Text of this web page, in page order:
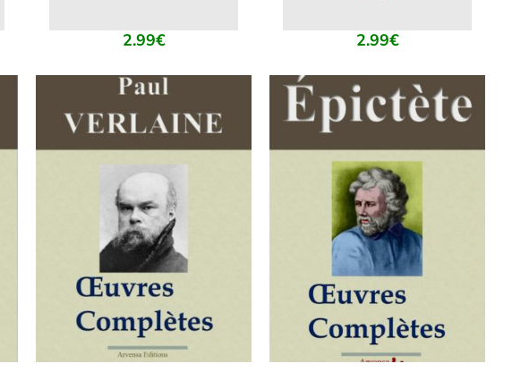
2.99€ 2.99€
AJOUTER AU PANIER
DÉTAILS
AJOUTER AU PANIER
DÉTAILS